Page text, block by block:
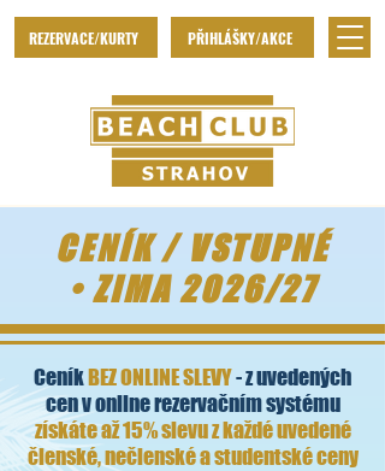
REZERVACE/KURTY PŘIHLÁŠKY/AKCE
CENÍK / VSTUPNÉ
• ZIMA 2026/27
CeníkBEZ ONLINE SLEVY- z uvedených
cen v online rezervačním systému
získáte až 15% slevu z každé uvedené
členské, nečlenské a studentské ceny